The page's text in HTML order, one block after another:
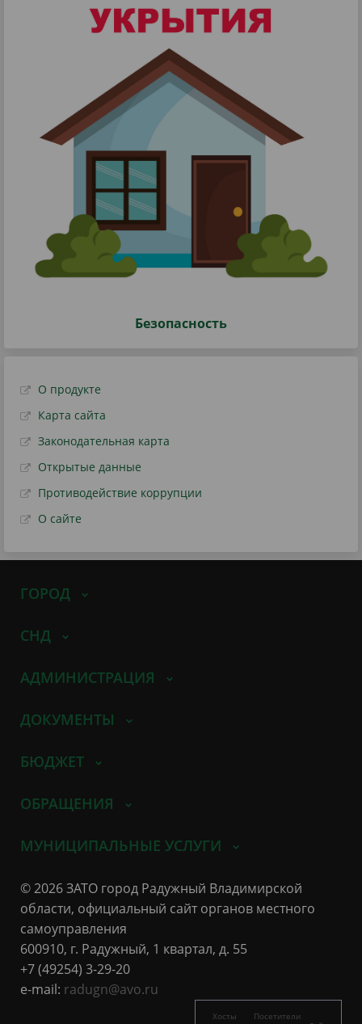
Безопасность
О продукте
Карта сайта
Законодательная карта
Открытые данные
Противодействие коррупции
О сайте
ГОРОД
СНД
АДМИНИСТРАЦИЯ
ДОКУМЕНТЫ
БЮДЖЕТ
ОБРАЩЕНИЯ
МУНИЦИПАЛЬНЫЕ УСЛУГИ
© 2026 ЗАТО город Радужный Владимирской
области, официальный сайт органов местного
самоуправления
600910, г. Радужный, 1 квартал, д. 55
+7 (49254) 3-29-20
e-mail: radugn@avo.ru
Хосты
Посетители